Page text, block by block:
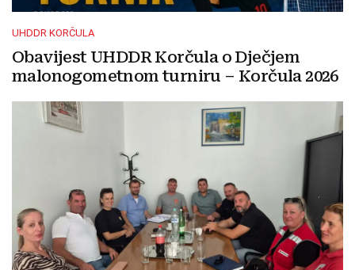
UHDDR KORČULA
Obavijest UHDDR Korčula o Dječjem
malonogometnom turniru – Korčula 2026